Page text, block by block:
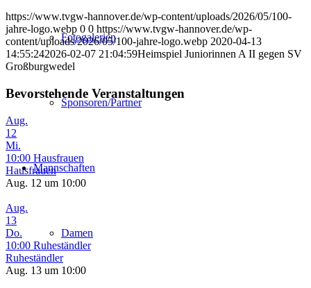
Fotogalerien
Sponsoren/Partner
Mannschaften
Damen
https://www.tvgw-hannover.de/wp-content/uploads/2026/05/100-
jahre-logo.webp 0 0 https://www.tvgw-hannover.de/wp-
content/uploads/2026/05/100-jahre-logo.webp 2020-04-13
14:55:242026-02-07 21:04:59Heimspiel Juniorinnen A II gegen SV
Großburgwedel
Bevorstehende Veranstaltungen
Aug.
12
Mi.
10:00 Hausfrauen
Hausfrauen
Aug. 12 um 10:00
Aug.
13
Do.
10:00 Ruheständler
Ruheständler
Aug. 13 um 10:00